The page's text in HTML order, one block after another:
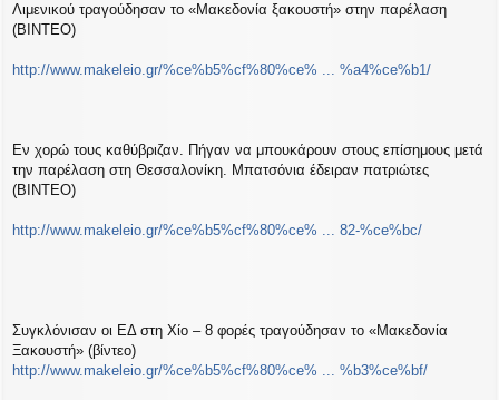
Λιμενικού τραγούδησαν το «Μακεδονία ξακουστή» στην παρέλαση
(ΒΙΝΤΕΟ)
http://www.makeleio.gr/%ce%b5%cf%80%ce% ... %a4%ce%b1/
Εν χορώ τους καθύβριζαν. Πήγαν να μπουκάρουν στους επίσημους μετά
την παρέλαση στη Θεσσαλονίκη. Μπατσόνια έδειραν πατριώτες
(ΒΙΝΤΕΟ)
http://www.makeleio.gr/%ce%b5%cf%80%ce% ... 82-%ce%bc/
Συγκλόνισαν οι ΕΔ στη Χίο – 8 φορές τραγούδησαν το «Μακεδονία
Ξακουστή» (βίντεο)
http://www.makeleio.gr/%ce%b5%cf%80%ce% ... %b3%ce%bf/